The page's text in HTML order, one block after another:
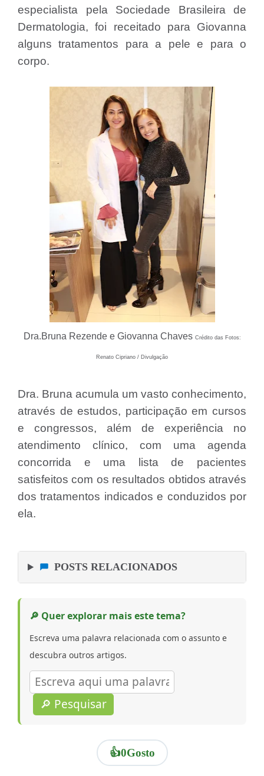
especialista pela Sociedade Brasileira de
Dermatologia, foi receitado para Giovanna
alguns tratamentos para a pele e para o
corpo.
Dra.Bruna Rezende e Giovanna Chaves Crédito das Fotos:
Renato Cipriano / Divulgação
Dra. Bruna acumula um vasto conhecimento,
através de estudos, participação em cursos
e congressos, além de experiência no
atendimento clínico, com uma agenda
concorrida e uma lista de pacientes
satisfeitos com os resultados obtidos através
dos tratamentos indicados e conduzidos por
ela.
POSTS RELACIONADOS
🔎 Quer explorar mais este tema?
Escreva uma palavra relacionada com o assunto e
descubra outros artigos.
🔎 Pesquisar
👍0Gosto